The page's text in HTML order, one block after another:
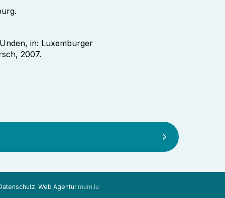
in: Luxemburger
2007.
. Web Agentur mum.lu